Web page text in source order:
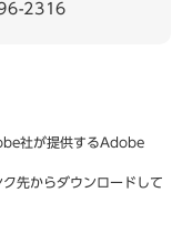
2316
社が提供するAdobe
先からダウンロードして